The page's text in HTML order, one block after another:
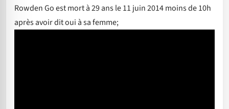
Rowden Go est mort à 29 ans le 11 juin 2014 moins de 10h
après avoir dit oui à sa femme;